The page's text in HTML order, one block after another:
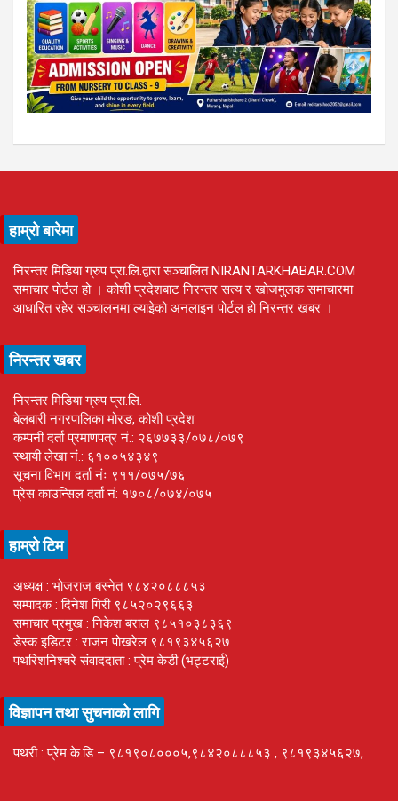
हाम्रो बारेमा
निरन्तर मिडिया ग्रुप प्रा.लि.द्वारा सञ्चालित NIRANTARKHABAR.COM
समाचार पोर्टल हो । कोशी प्रदेशबाट निरन्तर सत्य र खोजमुलक समाचारमा
आधारित रहेर सञ्चालनमा ल्याइेको अनलाइन पोर्टल हो निरन्तर खबर ।
निरन्तर खबर
निरन्तर मिडिया ग्रुप प्रा.लि.
बेलबारी नगरपालिका मोरङ, कोशी प्रदेश
कम्पनी दर्ता प्रमाणपत्र नं.: २६७७३३/०७८/०७९
स्थायी लेखा नं.: ६१००५४३४९
सूचना विभाग दर्ता नंः ९११/०७५/७६
प्रेस काउन्सिल दर्ता नं: १७०८/०७४/०७५
हाम्रो टिम
अध्यक्ष : भोजराज बस्नेत ९८४२०८८८५३
सम्पादक : दिनेश गिरी ९८५२०२९६६३
समाचार प्रमुख : निकेश बराल ९८५१०३८३६९
डेस्क इडिटर : राजन पोखरेल ९८१९३४५६२७
पथरिशनिश्चरे संवाददाता : प्रेम केडी (भट्टराई)
विज्ञापन तथा सुचनाको लागि
पथरी : प्रेम के.डि – ९८१९०८०००५,९८४२०८८८५३ , ९८१९३४५६२७,